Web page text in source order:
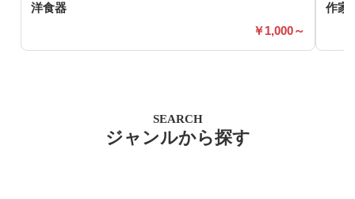
洋食器
1,000～
作家
SEARCH
ジャンルから探す